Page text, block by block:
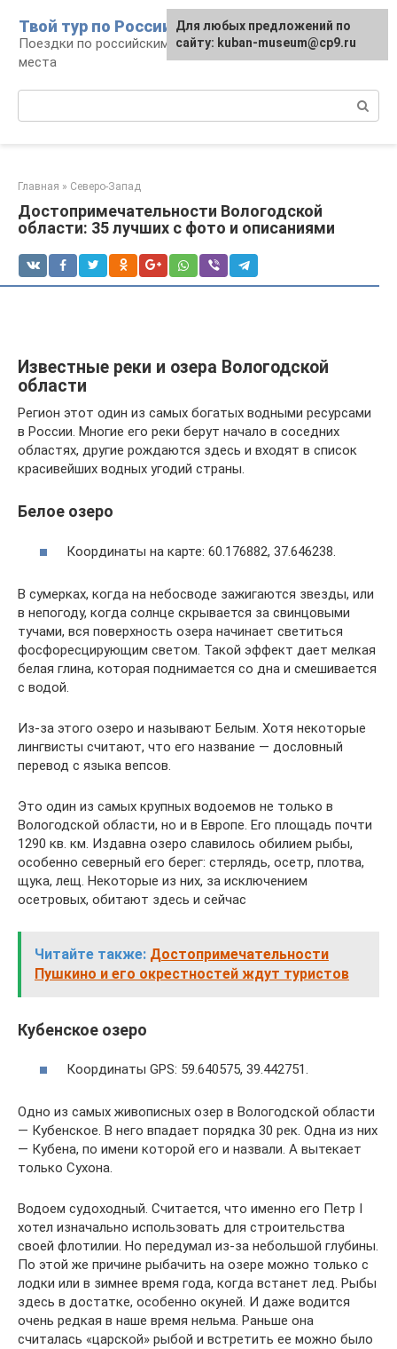
контенту
Твой тур по России
Поездки по российским городам, маршруты и
места
Главная » Северо-Запад
Достопримечательности Вологодской
области: 35 лучших с фото и описаниями
Известные реки и озера Вологодской
области
Регион этот один из самых богатых водными ресурсами
в России. Многие его реки берут начало в соседних
областях, другие рождаются здесь и входят в список
красивейших водных угодий страны.
Белое озеро
Координаты на карте: 60.176882, 37.646238.
В сумерках, когда на небосводе зажигаются звезды, или
в непогоду, когда солнце скрывается за свинцовыми
тучами, вся поверхность озера начинает светиться
фосфоресцирующим светом. Такой эффект дает мелкая
белая глина, которая поднимается со дна и смешивается
с водой.
Из-за этого озеро и называют Белым. Хотя некоторые
лингвисты считают, что его название — дословный
перевод с языка вепсов.
Это один из самых крупных водоемов не только в
Вологодской области, но и в Европе. Его площадь почти
1290 кв. км. Издавна озеро славилось обилием рыбы,
особенно северный его берег: стерлядь, осетр, плотва,
щука, лещ. Некоторые из них, за исключением
осетровых, обитают здесь и сейчас
Читайте также: Достопримечательности
Пушкино и его окрестностей ждут туристов
Кубенское озеро
Координаты GPS: 59.640575, 39.442751.
Одно из самых живописных озер в Вологодской области
— Кубенское. В него впадает порядка 30 рек. Одна из них
— Кубена, по имени которой его и назвали. А вытекает
только Сухона.
Водоем судоходный. Считается, что именно его Петр I
хотел изначально использовать для строительства
своей флотилии. Но передумал из-за небольшой глубины.
По этой же причине рыбачить на озере можно только с
лодки или в зимнее время года, когда встанет лед. Рыбы
здесь в достатке, особенно окуней. И даже водится
очень редкая в наше время нельма. Раньше она
считалась «царской» рыбой и встретить ее можно было
Для любых предложений по
сайту: kuban-museum@cp9.ru